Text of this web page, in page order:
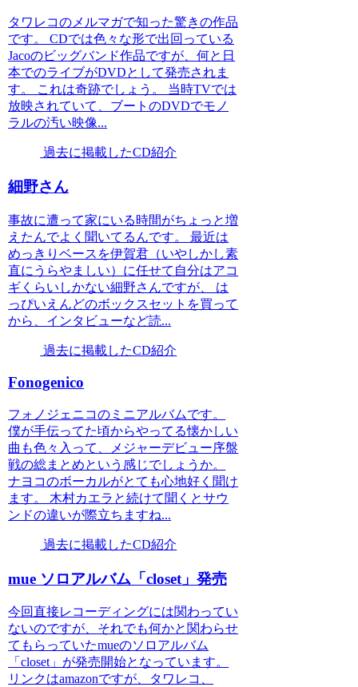
タワレコのメルマガで知った驚きの作品
です。 CDでは色々な形で出回っている
Jacoのビッグバンド作品ですが、何と日
本でのライブがDVDとして発売されま
す。 これは奇跡でしょう。 当時TVでは
放映されていて、ブートのDVDでモノ
ラルの汚い映像...
過去に掲載したCD紹介
細野さん
事故に遭って家にいる時間がちょっと増
えたんでよく聞いてるんです。 最近は
めっきりベースを伊賀君（いやしかし素
直にうらやましい）に任せて自分はアコ
ギくらいしかない細野さんですが、 は
っぴいえんどのボックスセットを買って
から、インタビューなど読...
過去に掲載したCD紹介
Fonogenico
フォノジェニコのミニアルバムです。
僕が手伝ってた頃からやってる懐かしい
曲も色々入って、メジャーデビュー序盤
戦の総まとめという感じでしょうか。
ナヨコのボーカルがとても心地好く聞け
ます。 木村カエラと続けて聞くとサウ
ンドの違いが際立ちますね...
過去に掲載したCD紹介
mue ソロアルバム「closet」発売
今回直接レコーディングには関わってい
ないのですが、それでも何かと関わらせ
てもらっていたmueのソロアルバム
「closet」が発売開始となっています。
リンクはamazonですが、タワレコ、